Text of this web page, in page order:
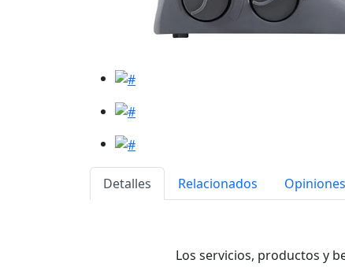
Detalles Relacionados Opiniones
Los servicios, productos y